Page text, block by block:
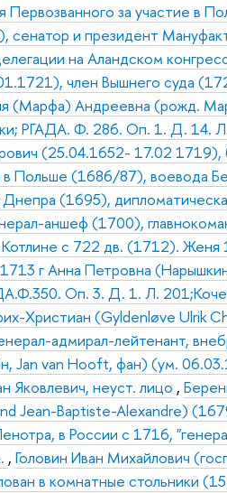
за участие в
и президент
на Аландском
член Вышнего суда
(Марфа) Андреевна (рожд.
РГАДА. Ф. 286. Оп. 1. Д. 14.
(25.04.1652- 17.02 1719),
Польше (1686/87), воевода
(1695),
аншеф (1700),
с 722 дв. (1712). Женя
г Анна Петровна
Оп. 3. Д. 1. Л.
Христиан (Gyldenløve Ulrik
адмирал-лейтенант,
Jan van Hooft, фан) (ум.
Яковлевич, неуст. лицо ,
Jean-Baptiste-Alexandre)
в России с 1716,
,Головин Иван Михайлович
в комнатные стольники